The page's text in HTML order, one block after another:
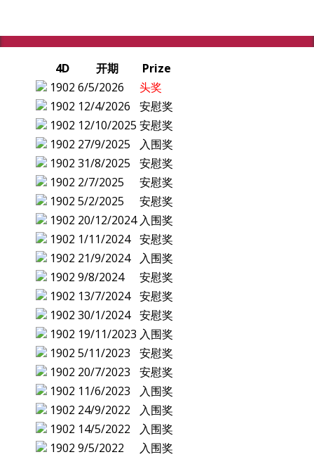
4D 开期
Prize
1902 6/5/2026
头奖
1902 12/4/2026
安慰奖
1902 12/10/2025 安慰奖
1902 27/9/2025
入围奖
1902 31/8/2025
安慰奖
1902 2/7/2025
安慰奖
1902 5/2/2025
安慰奖
1902 20/12/2024 入围奖
1902 1/11/2024 安慰奖
1902 21/9/2024
入围奖
1902 9/8/2024
安慰奖
1902 13/7/2024 安慰奖
1902 30/1/2024 安慰奖
1902 19/11/2023 入围奖
1902 5/11/2023
安慰奖
1902 20/7/2023
安慰奖
1902 11/6/2023
入围奖
1902 24/9/2022
入围奖
1902 14/5/2022
入围奖
1902 9/5/2022
入围奖